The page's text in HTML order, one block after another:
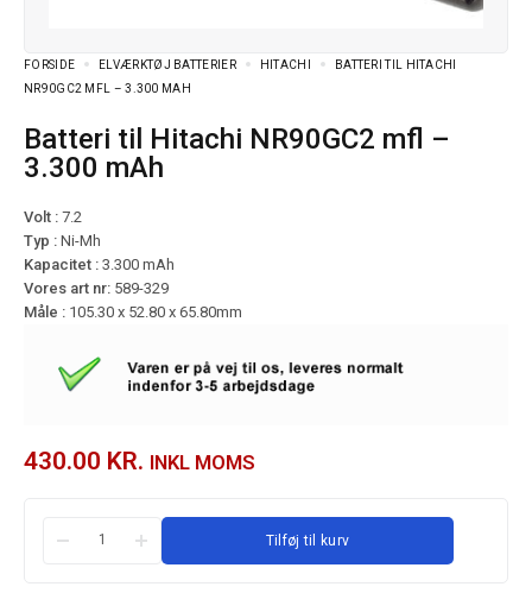
FORSIDE ELVÆRKTØJ BATTERIER HITACHI
BATTERI TIL HITACHI
NR90GC2 MFL – 3.300 MAH
Batteri til Hitachi NR90GC2 mfl –
3.300 mAh
Volt : 7.2
Typ : Ni-Mh
Kapacitet : 3.300 mAh
Vores art nr: 589-329
Måle : 105.30 x 52.80 x 65.80mm
430.00 KR. INKL MOMS
Tilføj til kurv